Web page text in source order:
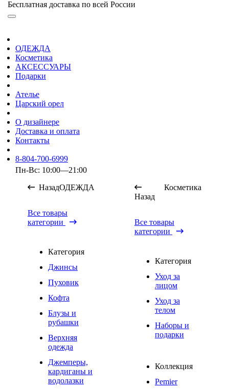
Бесплатная доставка по всей России
ОДЕЖДА
Косметика
АКСЕССУАРЫ
Подарки
Ателье
Царский орел
О дизайнере
Доставка и оплата
Контакты
8-804-700-6999
Пн-Вс: 10:00—21:00
НазадОДЕЖДА
Все товары
категории
Категория
Джинсы
Пуховик
Кофта
Блузы и
рубашки
Верхняя
одежда
Джемперы,
кардиганы и
водолазки
Назад
Косметика
Все товары
категории
Категория
Уход за
лицом
Уход за
телом
Наборы и
подарки
Коллекция
Pemier